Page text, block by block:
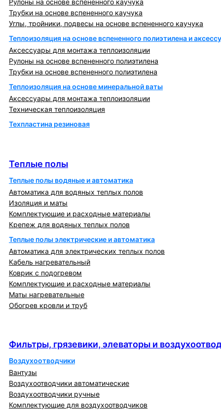
Рулоны на основе вспененного каучука
Трубки на основе вспененного каучука
Углы, тройники, подвесы на основе вспененного каучука
Теплоизоляция на основе вспененного полиэтилена и
Аксессуары для монтажа теплоизоляции
Рулоны на основе вспененного полиэтилена
Трубки на основе вспененного полиэтилена
Теплоизоляция на основе минеральной ваты
Аксессуары для монтажа теплоизоляции
Техническая теплоизоляция
Техпластина резиновая
Теплые полы
Теплые полы водяные и автоматика
Автоматика для водяных теплых полов
Изоляция и маты
Комплектующие и расходные материалы
Крепеж для водяных теплых полов
Теплые полы электрические и автоматика
Автоматика для электрических теплых полов
Кабель нагревательный
Коврик с подогревом
Комплектующие и расходные материалы
Маты нагревательные
Обогрев кровли и труб
Фильтры, грязевики, элеваторы и
Воздухоотводчики
Вантузы
Воздухоотводчики автоматические
Воздухоотводчики ручные
Комплектующие для воздухоотводчиков